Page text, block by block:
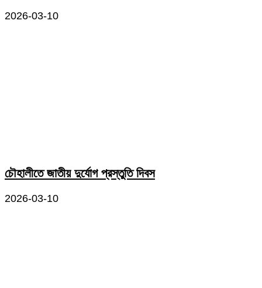
2026-03-10
চৌহালীতে জাতীয় দুর্যোগ প্রস্তুতি দিবস
2026-03-10